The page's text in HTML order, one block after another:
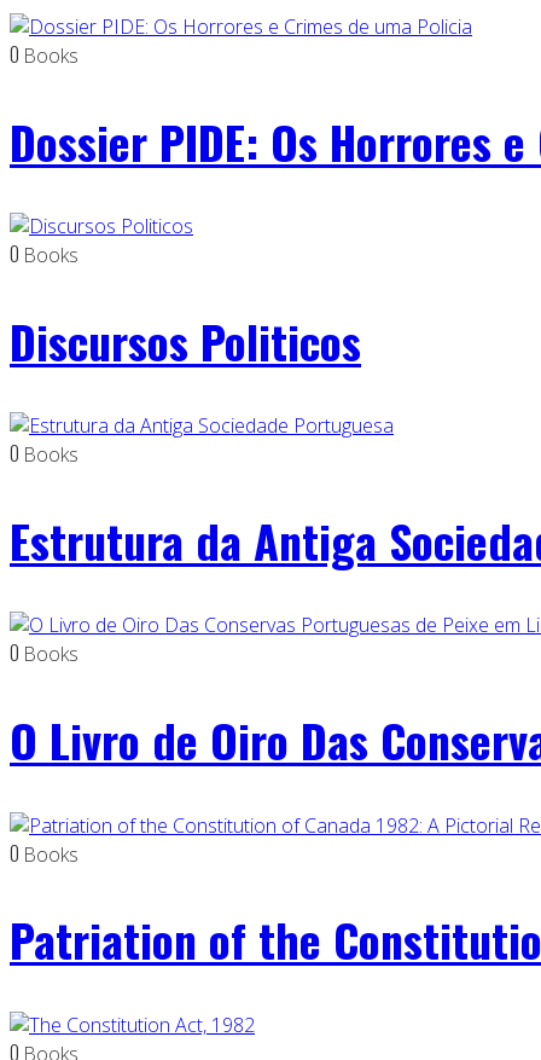
0 Books
Dossier PIDE: Os Horrores
0 Books
Discursos Politicos
0 Books
Estrutura da Antiga
0 Books
O Livro de Oiro Das
0 Books
Patriation of the
0 Books